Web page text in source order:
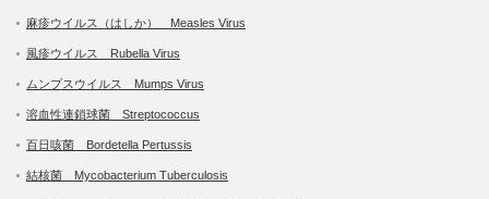
麻疹ウイルス（はしか） Measles Virus
風疹ウイルス Rubella Virus
ムンプスウイルス Mumps Virus
溶血性連鎖球菌 Streptococcus
百日咳菌 Bordetella Pertussis
結核菌 Mycobacterium Tuberculosis